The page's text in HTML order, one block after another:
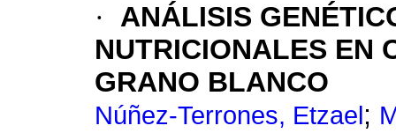
·
ANÁLISIS
NUTRICIONALES EN
GRANO BLANCO
Núñez-Terrones, Etzael ;